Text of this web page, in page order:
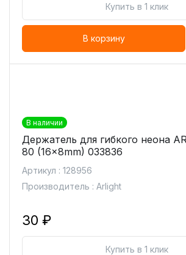
Купить в 1 клик
В корзину
В наличии
Держатель для гибкого неона
80 (16x8mm) 033836
Артикул : 128956
Производитель : Arlight
30 ₽
Купить в 1 клик